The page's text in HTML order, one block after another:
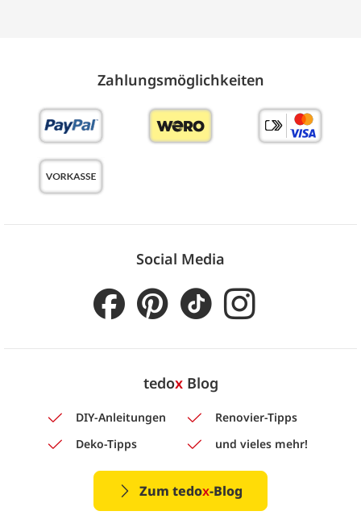
Zahlungs­möglich­keiten
Social Media
tedoxBlog
DIY-Anleitungen
Renovier-Tipps
Deko-Tipps
und vieles mehr!
Zum tedox-Blog